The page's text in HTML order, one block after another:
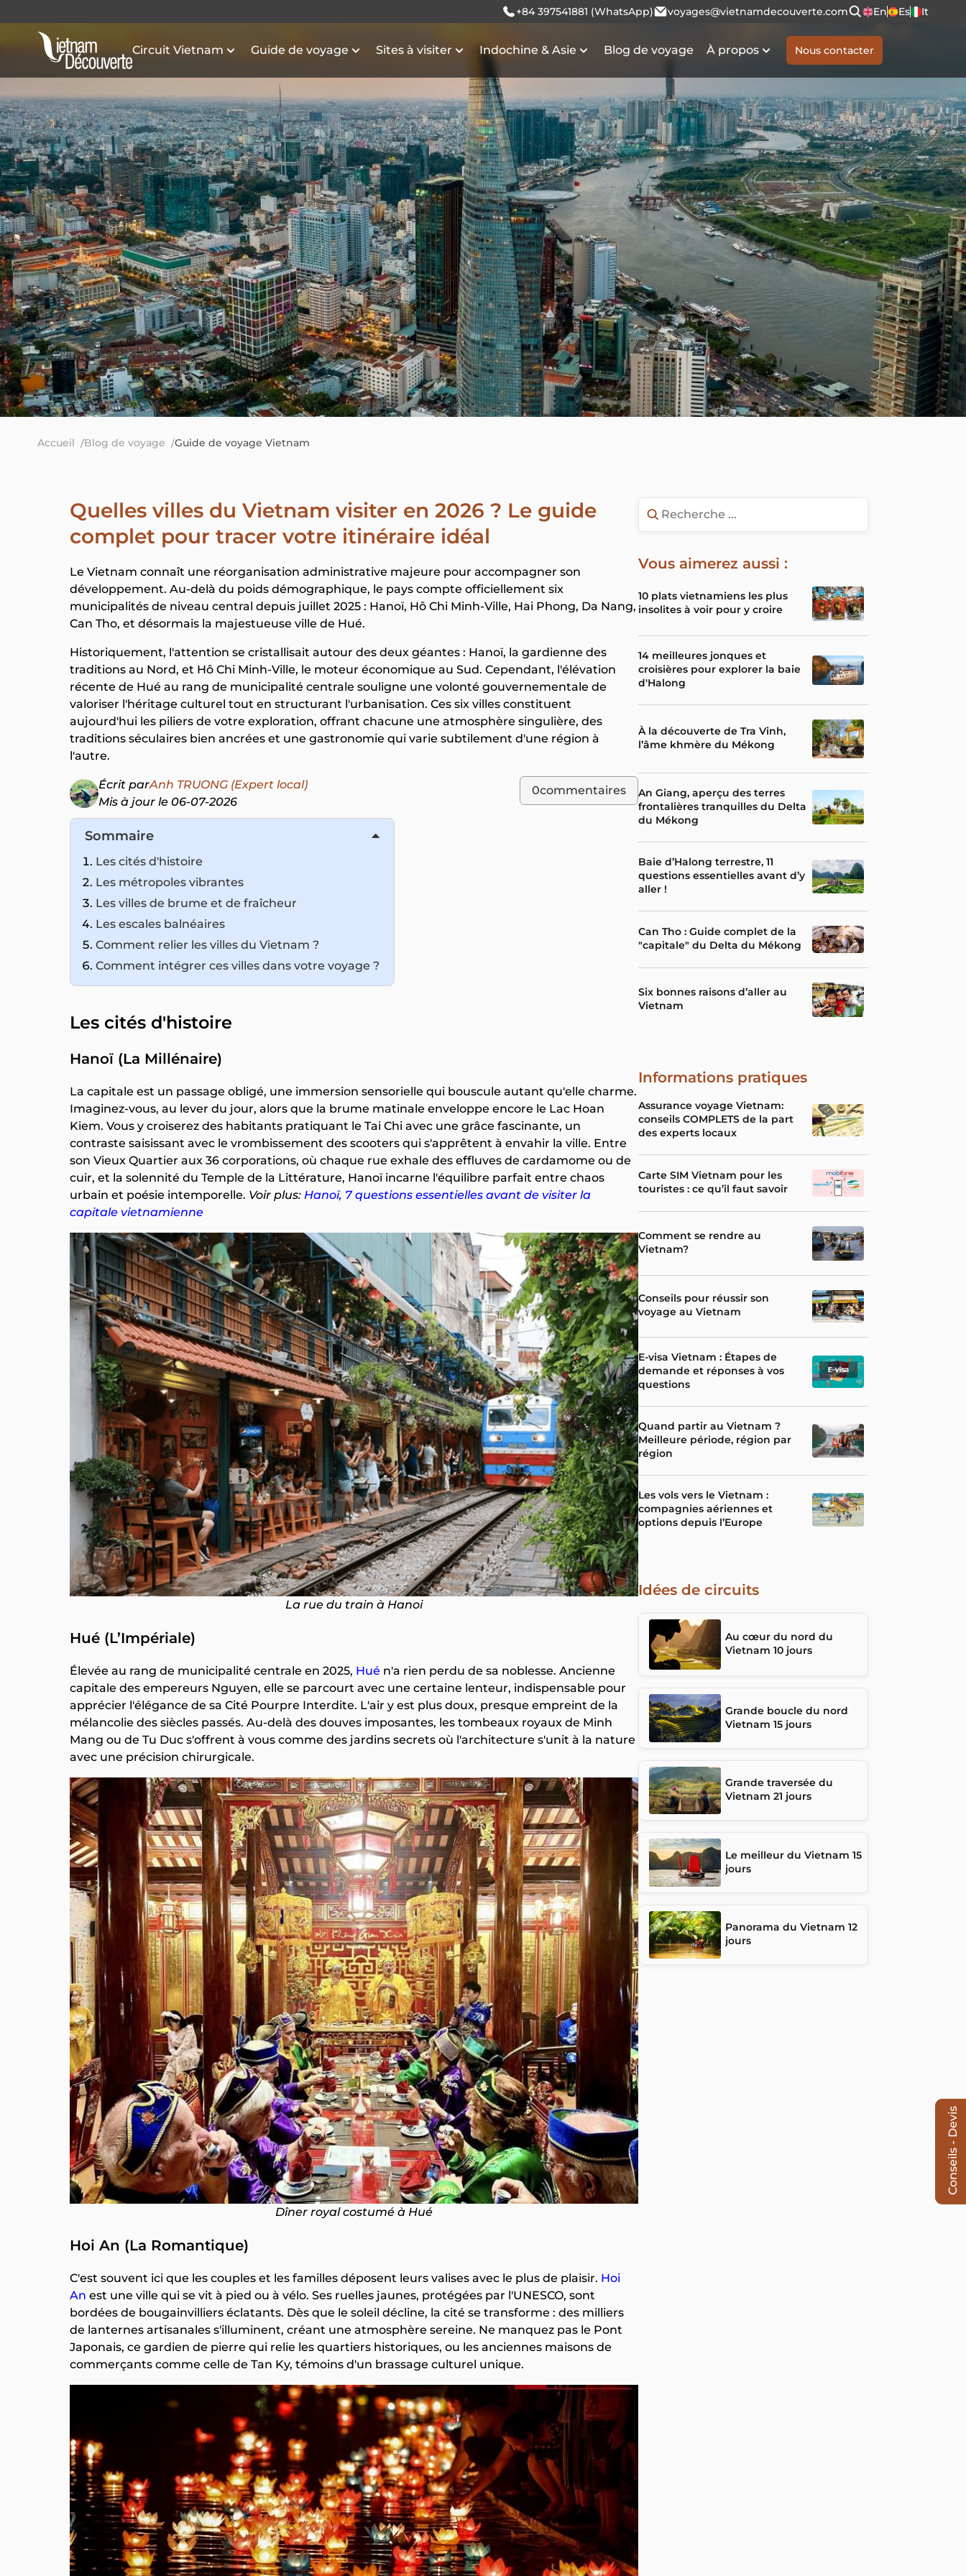
+84 397541881 (WhatsApp) voyages@vietnamdecouverte.com En Es It
Circuit Vietnam Guide de voyage Sites à visiter Indochine & Asie Blog de voyage À propos Nous contacter
Accueil Blog de voyage Guide de voyage Vietnam
Quelles villes du Vietnam visiter en 2026 ? Le guide
complet pour tracer votre itinéraire idéal
Le Vietnam connaît une réorganisation administrative majeure pour accompagner son
développement. Au-delà du poids démographique, le pays compte officiellement six
municipalités de niveau central depuis juillet 2025 : Hanoï, Hô Chi Minh-Ville, Hai Phong, Da Nang,
Can Tho, et désormais la majestueuse ville de Hué.
Historiquement, l'attention se cristallisait autour des deux géantes : Hanoï, la gardienne des
traditions au Nord, et Hô Chi Minh-Ville, le moteur économique au Sud. Cependant, l'élévation
récente de Hué au rang de municipalité centrale souligne une volonté gouvernementale de
valoriser l'héritage culturel tout en structurant l'urbanisation. Ces six villes constituent
aujourd'hui les piliers de votre exploration, offrant chacune une atmosphère singulière, des
traditions séculaires bien ancrées et une gastronomie qui varie subtilement d'une région à
l'autre.
Écrit parAnh TRUONG (Expert local)
Mis à jour le 06-07-2026
0commentaires
Sommaire
Les cités d'histoire
Les métropoles vibrantes
Les villes de brume et de fraîcheur
Les escales balnéaires
Comment relier les villes du Vietnam ?
Comment intégrer ces villes dans votre voyage ?
Les cités d'histoire
Hanoï (La Millénaire)
La capitale est un passage obligé, une immersion sensorielle qui bouscule autant qu'elle charme.
Imaginez-vous, au lever du jour, alors que la brume matinale enveloppe encore le Lac Hoan
Kiem. Vous y croiserez des habitants pratiquant le Tai Chi avec une grâce fascinante, un
contraste saisissant avec le vrombissement des scooters qui s'apprêtent à envahir la ville. Entre
son Vieux Quartier aux 36 corporations, où chaque rue exhale des effluves de cardamome ou de
cuir, et la solennité du Temple de la Littérature, Hanoï incarne l'équilibre parfait entre chaos
urbain et poésie intemporelle. Voir plus: Hanoï, 7 questions essentielles avant de visiter la
capitale vietnamienne
La rue du train à Hanoi
Hué (L’Impériale)
Élevée au rang de municipalité centrale en 2025, Hué n'a rien perdu de sa noblesse. Ancienne
capitale des empereurs Nguyen, elle se parcourt avec une certaine lenteur, indispensable pour
apprécier l'élégance de sa Cité Pourpre Interdite. L'air y est plus doux, presque empreint de la
mélancolie des siècles passés. Au-delà des douves imposantes, les tombeaux royaux de Minh
Mang ou de Tu Duc s'offrent à vous comme des jardins secrets où l'architecture s'unit à la nature
avec une précision chirurgicale.
Dîner royal costumé à Hué
Hoi An (La Romantique)
C'est souvent ici que les couples et les familles déposent leurs valises avec le plus de plaisir. Hoi
An est une ville qui se vit à pied ou à vélo. Ses ruelles jaunes, protégées par l'UNESCO, sont
bordées de bougainvilliers éclatants. Dès que le soleil décline, la cité se transforme : des milliers
de lanternes artisanales s'illuminent, créant une atmosphère sereine. Ne manquez pas le Pont
Japonais, ce gardien de pierre qui relie les quartiers historiques, ou les anciennes maisons de
commerçants comme celle de Tan Ky, témoins d'un brassage culturel unique.
Vous aimerez aussi :
10 plats vietnamiens les plus
insolites à voir pour y croire
14 meilleures jonques et
croisières pour explorer la baie
d'Halong
À la découverte de Tra Vinh,
l’âme khmère du Mékong
An Giang, aperçu des terres
frontalières tranquilles du Delta
du Mékong
Baie d’Halong terrestre, 11
questions essentielles avant d’y
aller !
Can Tho : Guide complet de la
"capitale" du Delta du Mékong
Six bonnes raisons d’aller au
Vietnam
Informations pratiques
Assurance voyage Vietnam:
conseils COMPLETS de la part
des experts locaux
Carte SIM Vietnam pour les
touristes : ce qu’il faut savoir
Comment se rendre au
Vietnam?
Conseils pour réussir son
voyage au Vietnam
E-visa Vietnam : Étapes de
demande et réponses à vos
questions
Quand partir au Vietnam ?
Meilleure période, région par
région
Les vols vers le Vietnam :
compagnies aériennes et
options depuis l’Europe
Idées de circuits
Au cœur du nord du
Vietnam 10 jours
Grande boucle du nord
Vietnam 15 jours
Grande traversée du
Vietnam 21 jours
Le meilleur du Vietnam 15
jours
Panorama du Vietnam 12
jours
Conseils - Devis